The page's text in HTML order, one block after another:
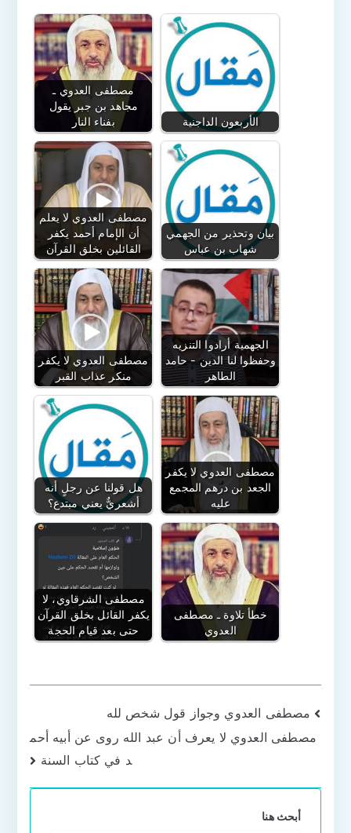
مصطفى العدوي ـ
مجاهد بن جبر يقول
بفناء النار
الأربعون الداجنية
مصطفى العدوي لا يعلم
أن الإمام أحمد يكفر
القائلين بخلق القرآن
بيان وتحذير من الجهمي
شهاب بن عباس
مصطفى العدوي لا يكفر
منكر عذاب القبر
الجهمية أرادوا التنزيه
وحفظوا لنا الدين - حامد
الطاهر
هل قولنا عن رجلٍ أنه
أشعريٌّ يعني مبتدع؟
مصطفى العدوي لا يكفر
الجعد بن درهم المجمع
عليه
مصطفى الشرقاوي، لا
يكفر القائل بخلق القرآن
حتى بعد قيام الحجة
خطأ تلاوة ـ مصطفى
العدوي
تصفّح
المقالات
مصطفى العدوي وجواز قول شخص لله
مصطفى العدوي لا يعرف أن عبد الله روى عن أبيه أحم
د في كتاب السنة
أبحث هنا